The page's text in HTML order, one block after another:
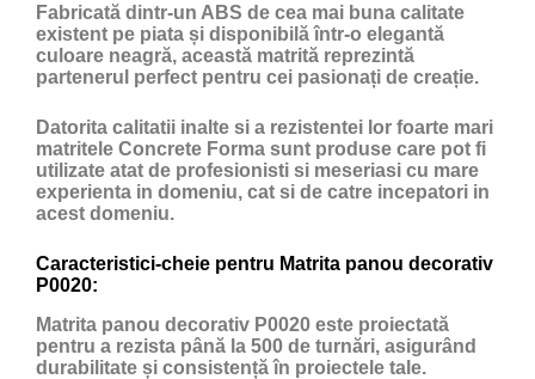
Fabricată dintr-un ABS de cea mai buna calitate
existent pe piata și disponibilă într-o elegantă
culoare neagră, această matrită reprezintă
partenerul perfect pentru cei pasionați de creație.
Datorita calitatii inalte si a rezistentei lor foarte mari
matritele Concrete Forma sunt produse care pot fi
utilizate atat de profesionisti si meseriasi cu mare
experienta in domeniu, cat si de catre incepatori in
acest domeniu.
Caracteristici-cheie pentru Matrita panou decorativ
P0020:
Matrita panou decorativ P0020 este proiectată
pentru a rezista până la 500 de turnări, asigurând
durabilitate și consistență în proiectele tale.